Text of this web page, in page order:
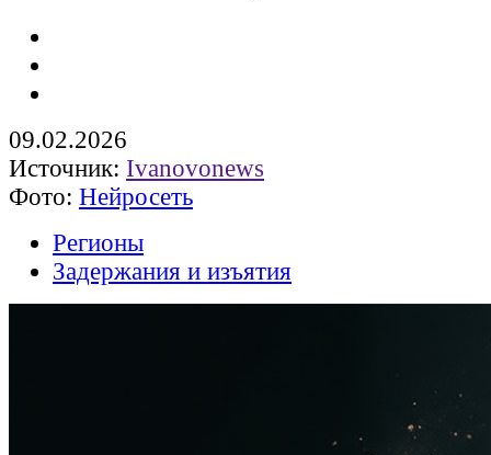
09.02.2026
Источник: Ivanovonews
Фото: Нейросеть
Регионы
Задержания и изъятия